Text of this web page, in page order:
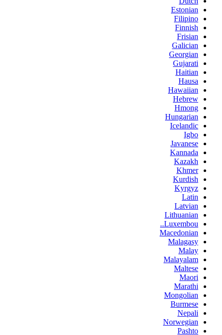
Estonian
Filipino
Finnish
Frisian
Galician
Georgian
Gujarati
Haitian
Hausa
Hawaiian
Hebrew
Hmong
Hungarian
Icelandic
Igbo
Javanese
Kannada
Kazakh
Khmer
Kurdish
Kyrgyz
Latin
Latvian
Lithuanian
Luxembou..
Macedonian
Malagasy
Malay
Malayalam
Maltese
Maori
Marathi
Mongolian
Burmese
Nepali
Norwegian
Pashto